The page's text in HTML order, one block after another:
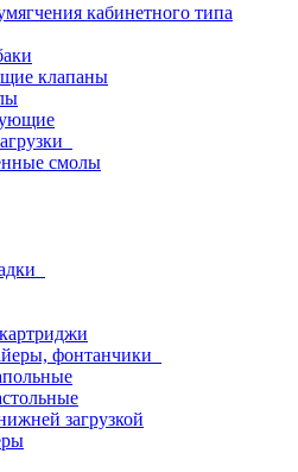
кабинетного типа
клапаны
смолы
фонтанчики
загрузкой